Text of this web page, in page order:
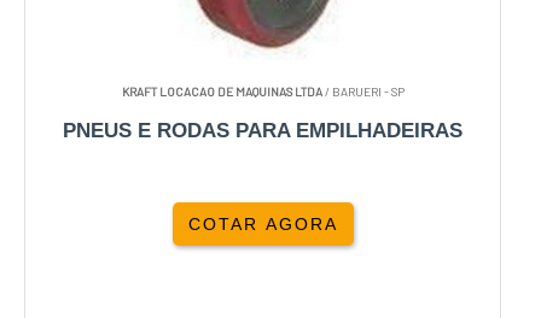
KRAFT LOCACAO DE MAQUINAS LTDA/ BARUERI - SP
PNEUS E RODAS PARA EMPILHADEIRAS
COTAR AGORA